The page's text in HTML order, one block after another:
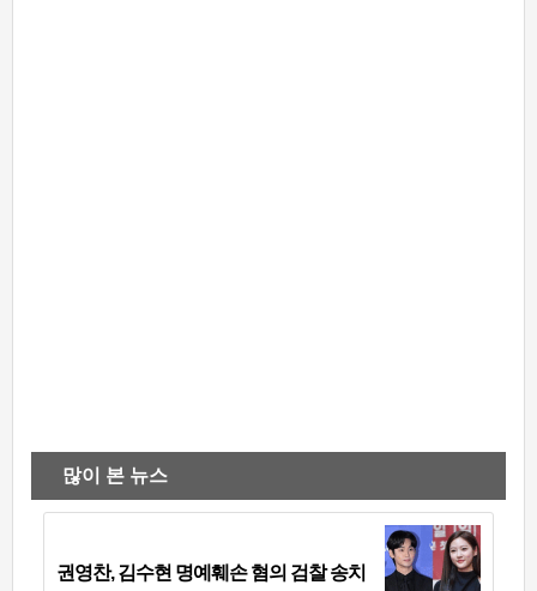
많이 본 뉴스
권영찬, 김수현 명예훼손 혐의 검찰 송치